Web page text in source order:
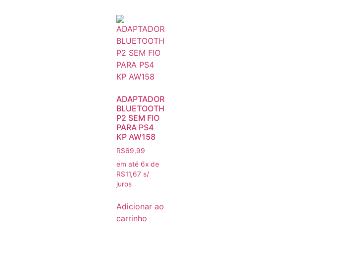
ADAPTADOR
BLUETOOTH
P2 SEM FIO
PARA PS4
KP AW158
R$69,99
em até 6x de
R$11,67 s/
juros
Adicionar ao
carrinho